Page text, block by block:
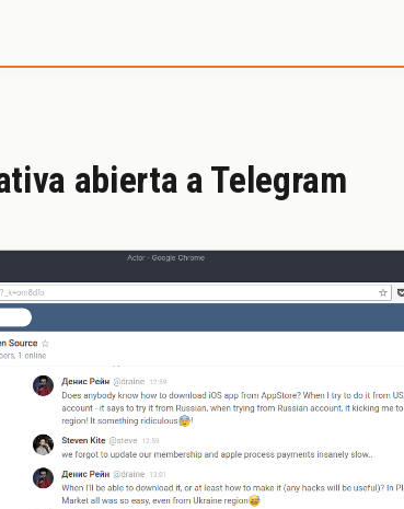
abierta a Telegram